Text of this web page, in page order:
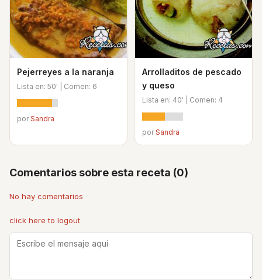
Pejerreyes a la naranja
Lista en: 50' | Comen: 6
porSandra
Arrolladitos de pescado
y queso
Lista en: 40' | Comen: 4
porSandra
Comentarios sobre esta receta (0)
No hay comentarios
click here to logout